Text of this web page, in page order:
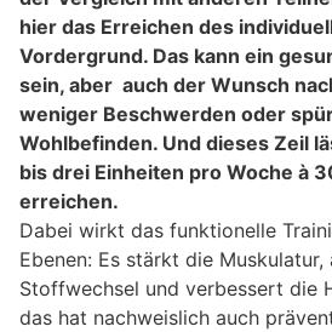
hier das Erreichen des
Vordergrund. Das kann ein
sein, aber auch der Wunsch
weniger Beschwerden oder
Wohlbefinden. Und dieses Zeil
bis drei Einheiten pro Woche à
erreichen.
Dabei wirkt das funktionelle
Ebenen: Es stärkt die
Stoffwechsel und verbessert die
das hat nachweislich auch